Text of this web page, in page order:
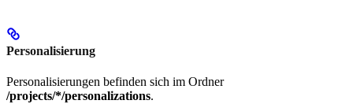
Personalisierung
Personalisierungen befinden sich im Ordner
/projects/*/personalizations.